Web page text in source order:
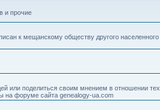
и прочие
к мещанскому обществу другого населенного
или поделиться своим мнением в отношении тех
на форуме сайта genealogy-ua.com